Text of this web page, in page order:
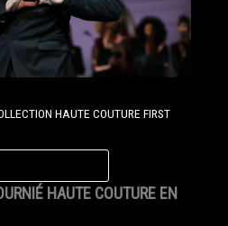
HAUTE COUTURE FIRST
HAUTE COUTURE EN